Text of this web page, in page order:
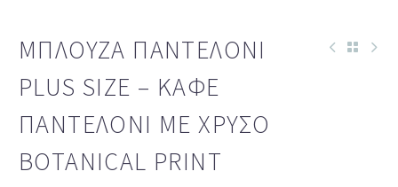
ΜΠΛΟΎΖΑ ΠΑΝΤΕΛΌΝΙ
PLUS SIZE – ΚΑΦΈ
ΠΑΝΤΕΛΌΝΙ ΜΕ ΧΡΥΣΌ
BOTANICAL PRINT